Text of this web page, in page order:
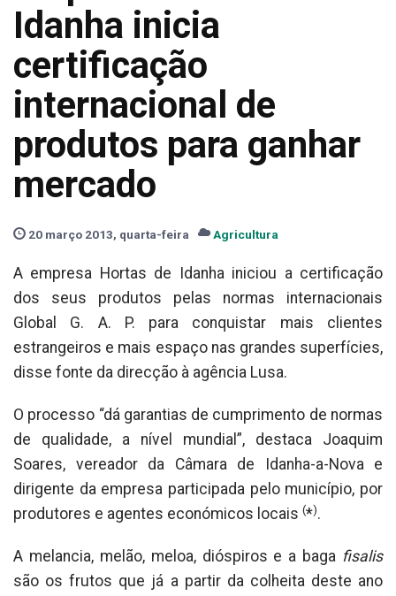
Idanha inicia
certificação
internacional de
produtos para ganhar
mercado
20 março 2013, quarta-feira Agricultura
A empresa Hortas de Idanha iniciou a certificação
dos seus produtos pelas normas internacionais
Global G. A. P. para conquistar mais clientes
estrangeiros e mais espaço nas grandes superfícies,
disse fonte da direcção à agência Lusa.
O processo “dá garantias de cumprimento de normas
de qualidade, a nível mundial”, destaca Joaquim
Soares, vereador da Câmara de Idanha-a-Nova e
dirigente da empresa participada pelo município, por
produtores e agentes económicos locais (*).
A melancia, melão, meloa, dióspiros e a baga fisalis
são os frutos que já a partir da colheita deste ano